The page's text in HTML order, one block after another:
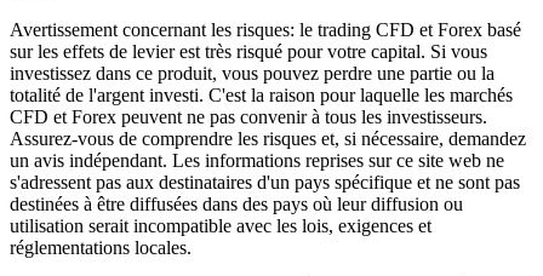
Avertissement concernant les risques: le trading CFD et Forex basé
sur les effets de levier est très risqué pour votre capital. Si vous
investissez dans ce produit, vous pouvez perdre une partie ou la
totalité de l'argent investi. C'est la raison pour laquelle les marchés
CFD et Forex peuvent ne pas convenir à tous les investisseurs.
Assurez-vous de comprendre les risques et, si nécessaire, demandez
un avis indépendant. Les informations reprises sur ce site web ne
s'adressent pas aux destinataires d'un pays spécifique et ne sont pas
destinées à être diffusées dans des pays où leur diffusion ou
utilisation serait incompatible avec les lois, exigences et
réglementations locales.